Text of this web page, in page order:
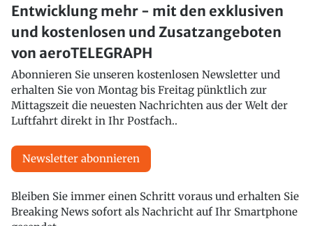
Entwicklung mehr - mit den exklusiven
und kostenlosen und Zusatzangeboten
von aeroTELEGRAPH
Abonnieren Sie unseren kostenlosen Newsletter und
erhalten Sie von Montag bis Freitag pünktlich zur
Mittagszeit die neuesten Nachrichten aus der Welt der
Luftfahrt direkt in Ihr Postfach..
Newsletter abonnieren
Bleiben Sie immer einen Schritt voraus und erhalten Sie
Breaking News sofort als Nachricht auf Ihr Smartphone